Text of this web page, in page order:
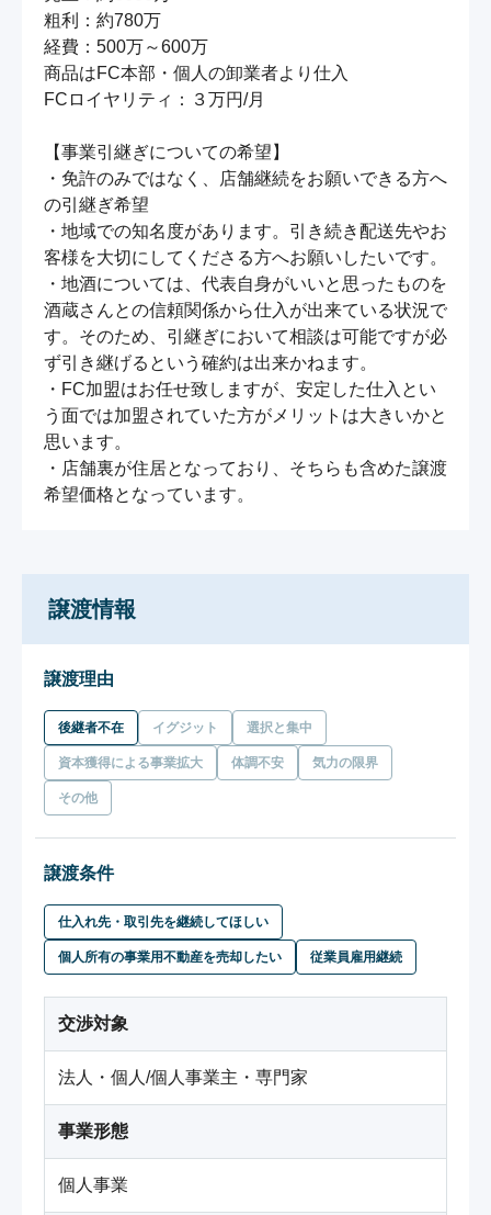
粗利：約780万
経費：500万～600万
商品はFC本部・個人の卸業者より仕入
FCロイヤリティ：３万円/月
【事業引継ぎについての希望】
・免許のみではなく、店舗継続をお願いできる方へ
の引継ぎ希望
・地域での知名度があります。引き続き配送先やお
客様を大切にしてくださる方へお願いしたいです。
・地酒については、代表自身がいいと思ったものを
酒蔵さんとの信頼関係から仕入が出来ている状況で
す。そのため、引継ぎにおいて相談は可能ですが必
ず引き継げるという確約は出来かねます。
・FC加盟はお任せ致しますが、安定した仕入とい
う面では加盟されていた方がメリットは大きいかと
思います。
・店舗裏が住居となっており、そちらも含めた譲渡
希望価格となっています。
譲渡情報
譲渡理由
後継者不在 イグジット 選択と集中
資本獲得による事業拡大 体調不安 気力の限界
その他
譲渡条件
仕入れ先・取引先を継続してほしい
個人所有の事業用不動産を売却したい 従業員雇用継続
交渉対象
法人・個人/個人事業主・専門家
事業形態
個人事業